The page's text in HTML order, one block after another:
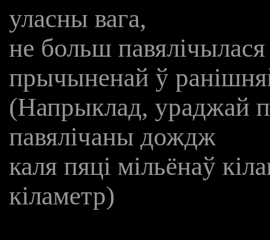
уласны вага,
не больш павялічылася
прычыненай ў
(Напрыклад, ураджай
павялічаны дождж
каля пяці мільёнаў
кіламетр)